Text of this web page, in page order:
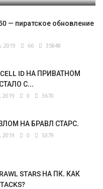
— пиратское обновление
2019 66 35848
ID НА ПРИВАТНОМ
С...
2019 0 3670
НА БРАВЛ СТАРС.
2019 0 5379
STARS НА ПК. КАК